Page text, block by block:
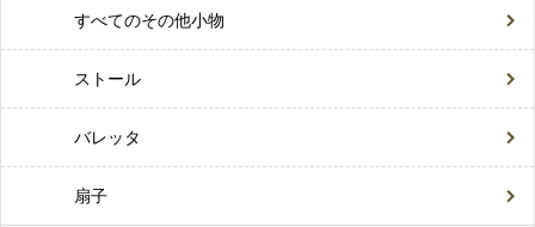
すべてのその他小物
ストール
バレッタ
扇子